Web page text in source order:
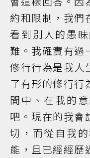
約和限制，我們
看到別人的愚
難。我確實有過
修行行為是我人
了有形的修行行
間中、在我的
吧。現在的我會
切，而從自我
能，且已經經歷